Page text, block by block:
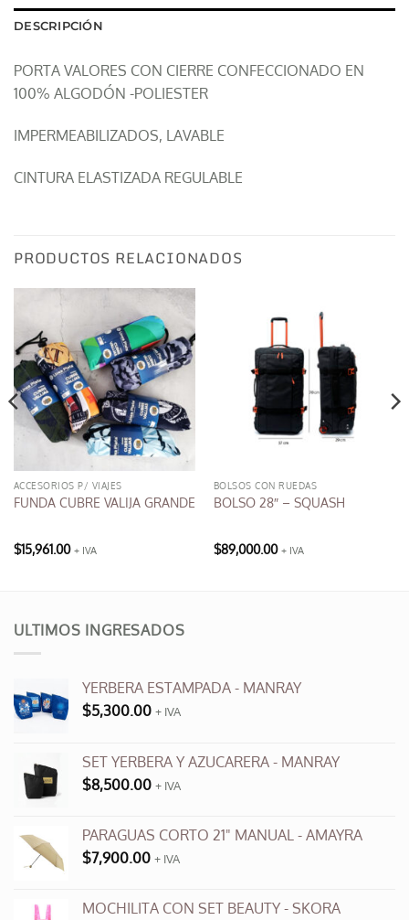
DESCRIPCIÓN
PORTA VALORES CON CIERRE CONFECCIONADO EN
100% ALGODÓN -POLIESTER
IMPERMEABILIZADOS, LAVABLE
CINTURA ELASTIZADA REGULABLE
PRODUCTOS RELACIONADOS
ACCESORIOS P/ VIAJES
FUNDA CUBRE VALIJA GRANDE
$15,961.00 + IVA
BOLSOS CON RUEDAS
BOLSO 28″ – SQUASH
$89,000.00 + IVA
opciones
en
producto
ULTIMOS INGRESADOS
YERBERA ESTAMPADA - MANRAY
$5,300.00 + IVA
SET YERBERA Y AZUCARERA - MANRAY
$8,500.00 + IVA
PARAGUAS CORTO 21" MANUAL - AMAYRA
$7,900.00 + IVA
MOCHILITA CON SET BEAUTY - SKORA